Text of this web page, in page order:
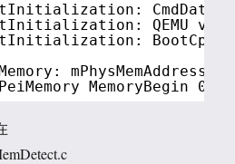
QEMU
MemoryBegin